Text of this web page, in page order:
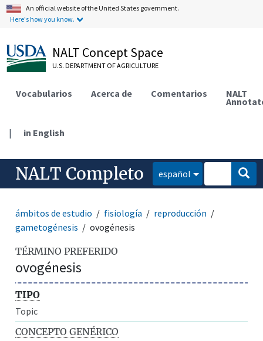
An official website of the United States government.
Here's how you know.
NALT Concept Space
U.S. DEPARTMENT OF AGRICULTURE
Vocabularios Acerca de Comentarios NALT
| in English
NALT Completo español
ámbitos de estudio fisiología
reproducción
gametogénesis
ovogénesis
TÉRMINO PREFERIDO
ovogénesis
TIPO
Topic
CONCEPTO GENÉRICO